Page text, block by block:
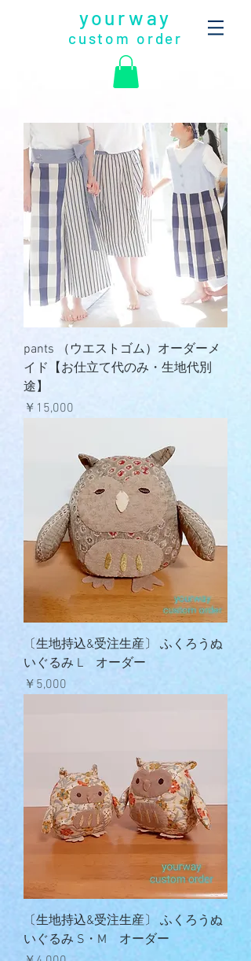
yourway
custom order
pants （ウエストゴム）オーダーメ
イド【お仕立て代のみ・生地代別
途】
価格
￥15,000
〔生地持込&受注生産〕 ふくろうぬ
いぐるみ L オーダー
価格
￥5,000
〔生地持込&受注生産〕 ふくろうぬ
いぐるみ S・M オーダー